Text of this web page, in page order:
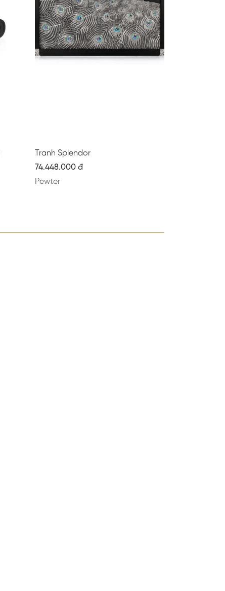
Tranh Splendor
74.448.000 đ
Pewter